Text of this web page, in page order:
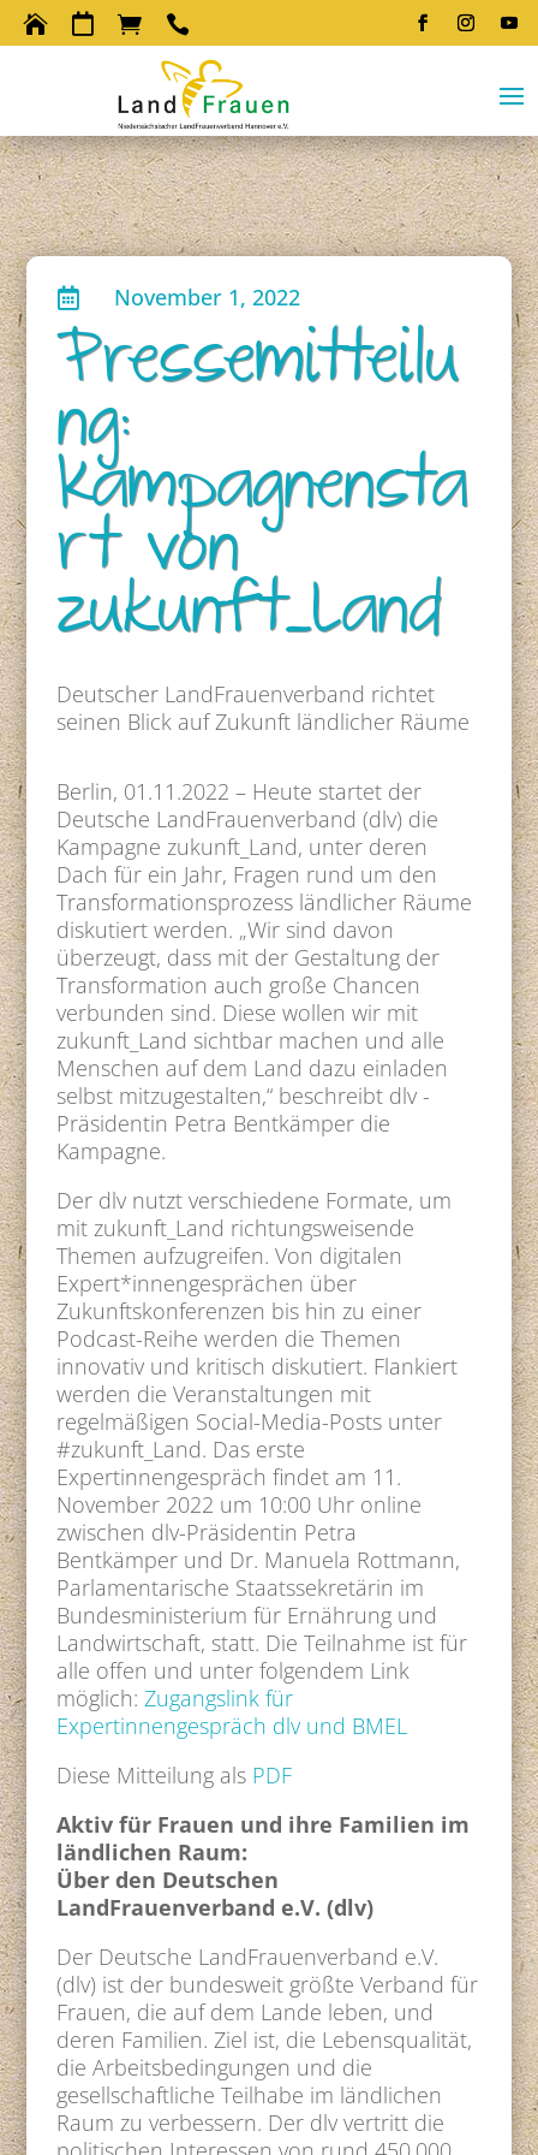
   
 November 1, 2022
Pressemitteilu
ng:
Kampagnensta
rt von
zukunft_Land
Deutscher LandFrauenverband richtet
seinen Blick auf Zukunft ländlicher Räume
Berlin, 01.11.2022 – Heute startet der
Deutsche LandFrauenverband (dlv) die
Kampagne zukunft_Land, unter deren
Dach für ein Jahr, Fragen rund um den
Transformationsprozess ländlicher Räume
diskutiert werden. „Wir sind davon
überzeugt, dass mit der Gestaltung der
Transformation auch große Chancen
verbunden sind. Diese wollen wir mit
zukunft_Land sichtbar machen und alle
Menschen auf dem Land dazu einladen
selbst mitzugestalten,“ beschreibt dlv -
Präsidentin Petra Bentkämper die
Kampagne.
Der dlv nutzt verschiedene Formate, um
mit zukunft_Land richtungsweisende
Themen aufzugreifen. Von digitalen
Expert*innengesprächen über
Zukunftskonferenzen bis hin zu einer
Podcast-Reihe werden die Themen
innovativ und kritisch diskutiert. Flankiert
werden die Veranstaltungen mit
regelmäßigen Social-Media-Posts unter
#zukunft_Land. Das erste
Expertinnengespräch findet am 11.
November 2022 um 10:00 Uhr online
zwischen dlv-Präsidentin Petra
Bentkämper und Dr. Manuela Rottmann,
Parlamentarische Staatssekretärin im
Bundesministerium für Ernährung und
Landwirtschaft, statt. Die Teilnahme ist für
alle offen und unter folgendem Link
möglich:Zugangslink für
Expertinnengespräch dlv und BMEL
Diese Mitteilung als PDF
Aktiv für Frauen und ihre Familien im
ländlichen Raum:
Über den Deutschen
LandFrauenverband e.V. (dlv)
Der Deutsche LandFrauenverband e.V.
(dlv) ist der bundesweit größte Verband für
Frauen, die auf dem Lande leben, und
deren Familien. Ziel ist, die Lebensqualität,
die Arbeitsbedingungen und die
gesellschaftliche Teilhabe im ländlichen
Raum zu verbessern. Der dlv vertritt die